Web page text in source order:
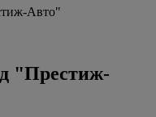
Авто"
"Престиж-